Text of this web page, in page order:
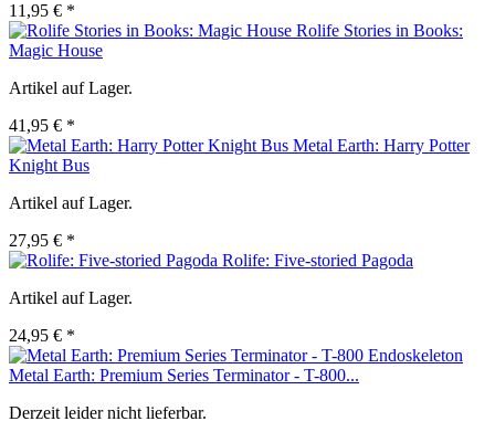
11,95 € *
Rolife Stories in Books:
Magic House
Artikel auf Lager.
41,95 € *
Metal Earth: Harry Potter
Knight Bus
Artikel auf Lager.
27,95 € *
Rolife: Five-storied Pagoda
Artikel auf Lager.
24,95 € *
Metal Earth: Premium Series Terminator - T-800...
Derzeit leider nicht lieferbar.